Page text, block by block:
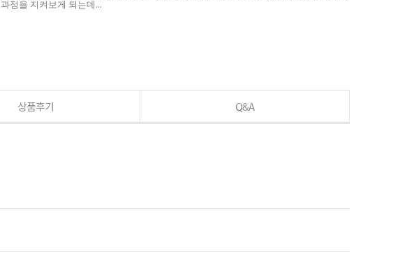
정을 지켜보게 되는데...
상품후기 Q&A